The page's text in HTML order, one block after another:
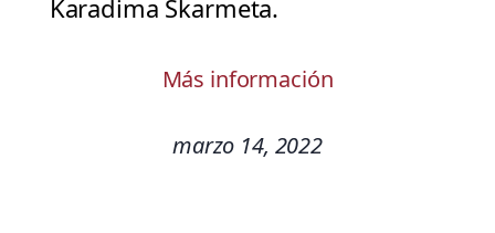
Karadima Skarmeta.
Más información
marzo 14, 2022